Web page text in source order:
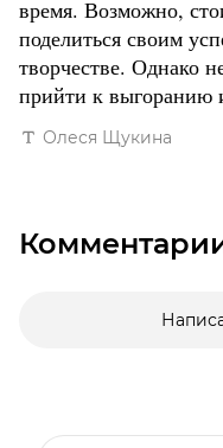
время. Возможно,
поделиться своим
творчестве. Однако
прийти к выгоранию
Олеся Щукина